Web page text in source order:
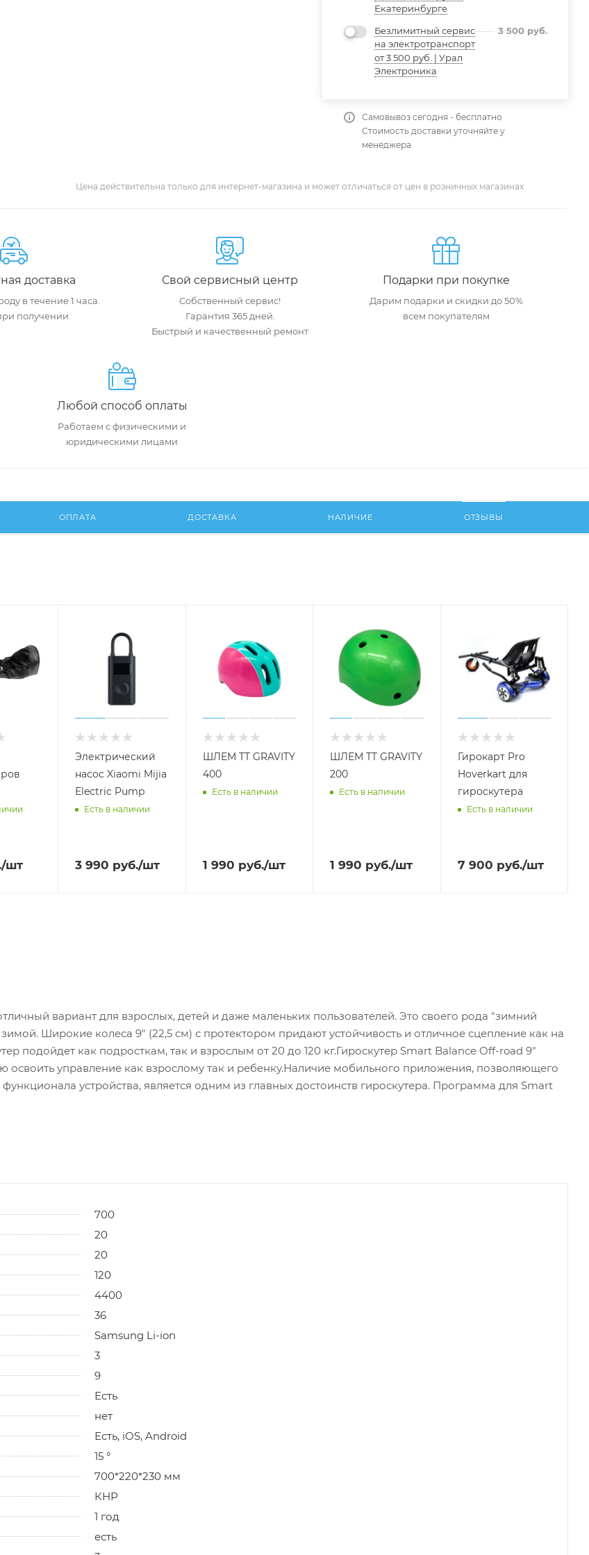
Екатеринбурге
Безлимитный сервис
на электротранспорт
от 3 500 руб. | Урал
Электроника
3 500руб.
Самовывоз сегодня - бесплатно
Стоимость доставки уточняйте у
менеджера
Цена действительна только для интернет-магазина и может отличаться от цен в розничных магазинах
доставка
в течение 1 часа.
получении
Свой сервисный центр
Собственный сервис!
Гарантия 365 дней.
Быстрый и качественный ремонт
Подарки при покупке
Дарим подарки и скидки до 50%
всем покупателям
Любой способ оплаты
Работаем с физическими и
юридическими лицами
ОПЛАТА ДОСТАВКА НАЛИЧИЕ ОТЗЫВЫ
/шт
Электрический
насос Xiaomi Mijia
Electric Pump
Есть в наличии
3 990 руб./шт
ШЛЕМ TT GRAVITY
400
Есть в наличии
1 990 руб./шт
ШЛЕМ TT GRAVITY
200
Есть в наличии
1 990 руб./шт
Гирокарт Pro
Hoverkart для
гироскутера
Есть в наличии
7 900 руб./шт
вариант для взрослых, детей и даже маленьких пользователей. Это своего рода "зимний
Широкие колеса 9" (22,5 см) с протектором придают устойчивость и отличное сцепление как на
подойдет как подросткам, так и взрослым от 20 до 120 кг.Гироскутер Smart Balance Off-road 9"
освоить управление как взрослому так и ребенку.Наличие мобильного приложения, позволяющего
устройства, является одним из главных достоинств гироскутера. Программа для Smart
700
20
20
120
4400
36
Samsung Li-ion
3
9
Есть
нет
Есть, iOS, Android
15 °
700*220*230 мм
КНР
1 год
есть